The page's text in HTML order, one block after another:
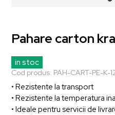
Pahare carton
in stoc
Cod produs: PAH-CART-PE-K-
• Rezistente la transport
• Rezistente la temperatura
• Ideale pentru servicii de